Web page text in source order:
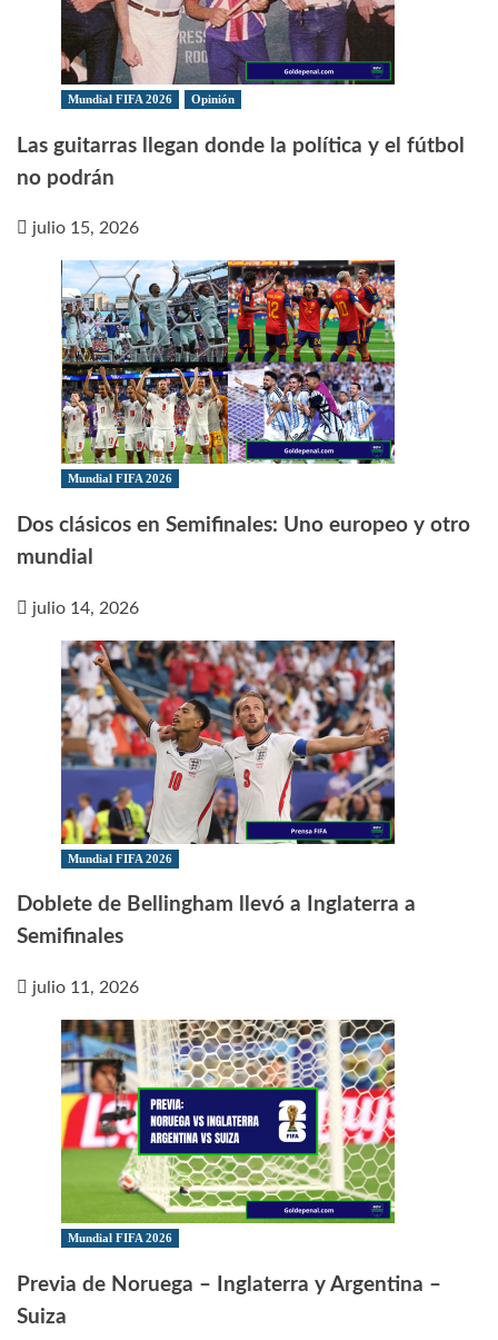
Mundial FIFA 2026 Opinión
Las guitarras llegan donde la política y el fútbol
no podrán
julio 15, 2026
Mundial FIFA 2026
Dos clásicos en Semifinales: Uno europeo y otro
mundial
julio 14, 2026
Mundial FIFA 2026
Doblete de Bellingham llevó a Inglaterra a
Semifinales
julio 11, 2026
Mundial FIFA 2026
Previa de Noruega – Inglaterra y Argentina –
Suiza